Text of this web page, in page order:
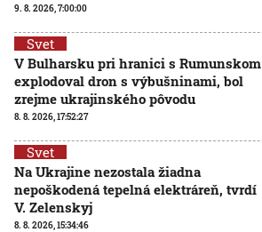
9. 8. 2026, 7:00:00
Svet
V Bulharsku pri hranici s Rumunskom
explodoval dron s výbušninami, bol
zrejme ukrajinského pôvodu
8. 8. 2026, 17:52:27
Svet
Na Ukrajine nezostala žiadna
nepoškodená tepelná elektráreň, tvrdí
V. Zelenskyj
8. 8. 2026, 15:34:46